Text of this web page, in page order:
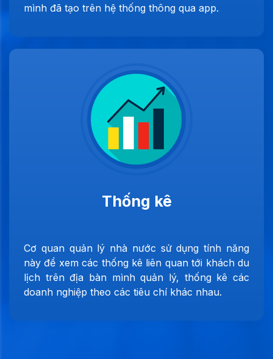
mình đã tạo trên hệ thống thông qua app.
Thống kê
Cơ quan quản lý nhà nước sử dụng tính năng
này để xem các thống kê liên quan tới khách du
lịch trên địa bàn mình quản lý, thống kê các
doanh nghiệp theo các tiêu chí khác nhau.